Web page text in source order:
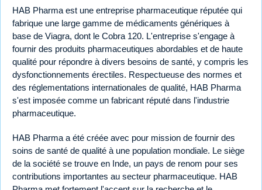
HAB Pharma est une entreprise pharmaceutique réputée qui
fabrique une large gamme de médicaments génériques à
base de Viagra, dont le Cobra 120. L'entreprise s'engage à
fournir des produits pharmaceutiques abordables et de haute
qualité pour répondre à divers besoins de santé, y compris les
dysfonctionnements érectiles. Respectueuse des normes et
des réglementations internationales de qualité, HAB Pharma
s'est imposée comme un fabricant réputé dans l'industrie
pharmaceutique.
HAB Pharma a été créée avec pour mission de fournir des
soins de santé de qualité à une population mondiale. Le siège
de la société se trouve en Inde, un pays de renom pour ses
contributions importantes au secteur pharmaceutique. HAB